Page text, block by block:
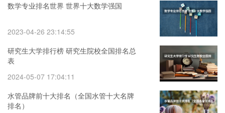
数学专业排名世界 世界十大数学强国
2023-04-26 23:14:55
研究生大学排行榜 研究生院校全国排名总
表
2024-05-07 17:04:11
水管品牌前十大排名（全国水管十大名牌
排名）